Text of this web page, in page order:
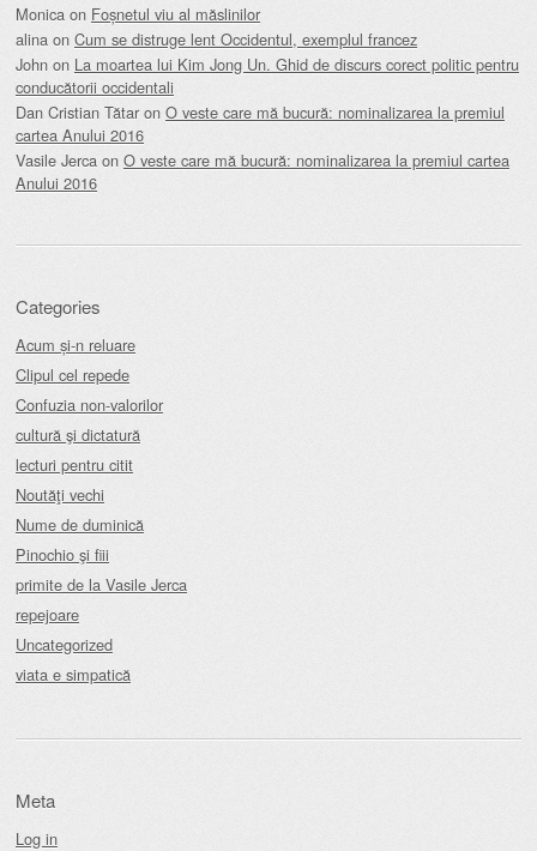
Monica on Foșnetul viu al măslinilor
alina on Cum se distruge lent Occidentul, exemplul francez
John on La moartea lui Kim Jong Un. Ghid de discurs corect politic pentru
conducătorii occidentali
Dan Cristian Tătar on O veste care mă bucură: nominalizarea la premiul
cartea Anului 2016
Vasile Jerca on O veste care mă bucură: nominalizarea la premiul cartea
Anului 2016
Categories
Acum și-n reluare
Clipul cel repede
Confuzia non-valorilor
cultură şi dictatură
lecturi pentru citit
Noutăţi vechi
Nume de duminică
Pinochio şi fiii
primite de la Vasile Jerca
repejoare
Uncategorized
viata e simpatică
Meta
Log in